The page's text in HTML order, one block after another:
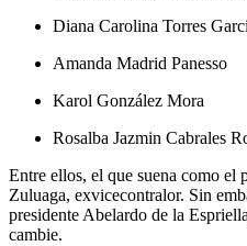
Diana Carolina Torres
Amanda Madrid Panesso
Karol González Mora
Rosalba Jazmin Cabrales
Entre ellos, el que suena como el
Zuluaga, exvicecontralor. Sin
presidente Abelardo de la
cambie.